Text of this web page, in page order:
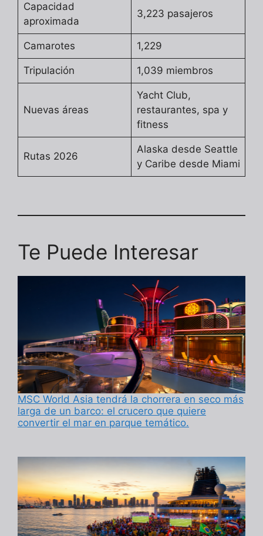
Capacidad
aproximada
3,223 pasajeros
Camarotes 1,229
Tripulación 1,039 miembros
Nuevas áreas
Yacht Club,
restaurantes, spa y
fitness
Rutas 2026
Alaska desde Seattle
y Caribe desde Miami
Te Puede Interesar
MSC World Asia tendrá la chorrera en seco más
larga de un barco: el crucero que quiere
convertir el mar en parque temático.